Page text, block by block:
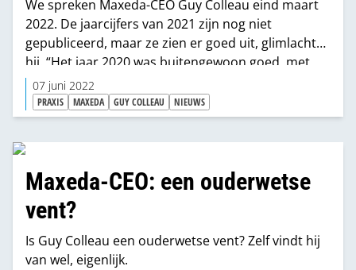
We spreken Maxeda-CEO Guy Colleau eind maart
2022. De jaarcijfers van 2021 zijn nog niet
gepubliceerd, maar ze zien er goed uit, glimlacht
hij. “Het jaar 2020 was buitengewoon goed, met
cijfers die we nooit tevoren hadden gezien. En dat
konden we in 2021 natuurlijk niet evenaren, zeker
niet doordat we onze winkels in Nederland een
paar maanden hebben moeten sluiten. Maar de
topman van het moederbedrijf van Praxis.
07 juni 2022
PRAXIS MAXEDA GUY COLLEAU NIEUWS
Maxeda-CEO: een ouderwetse
vent?
Is Guy Colleau een ouderwetse vent? Zelf vindt hij
van wel, eigenlijk.